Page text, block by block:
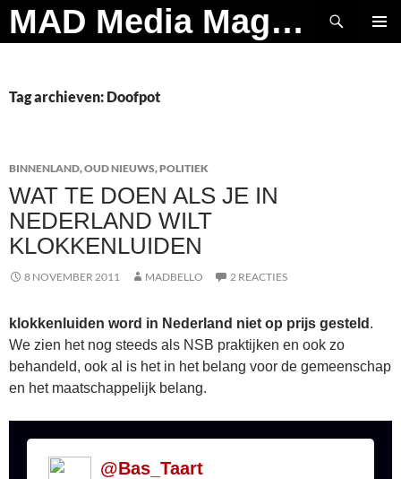
Ga
naar
MAD Media Magazine
Zoeken
Tag archieven: Doofpot
BINNENLAND,OUD NIEUWS,POLITIEK
WAT TE DOEN ALS JE IN
NEDERLAND WILT
KLOKKENLUIDEN
8 NOVEMBER 2011 MADBELLO 2 REACTIES
klokkenluiden word in Nederland niet op prijs gesteld .
We zien het nog steeds als NSB praktijken en ook zo
behandeld, ook al is het in het belang voor de gemeenschap
en het maatschappelijk belang.
@Bas_Taart